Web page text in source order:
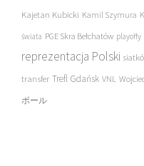
Kajetan Kubicki Kamil Szymura
świata PGE Skra Bełchatów playoffy
reprezentacja Polski
transfer Trefl Gdańsk VNL
ボール